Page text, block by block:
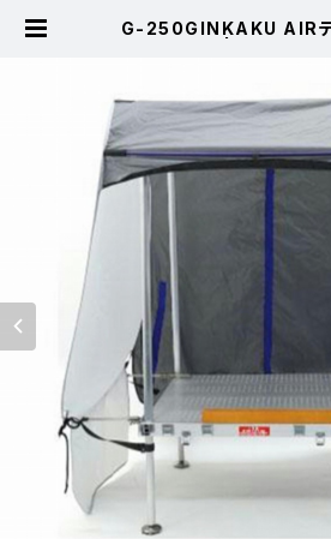
G-250GINKAKU AIRテ